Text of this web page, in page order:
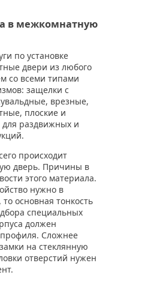
в межкомнатную
по установке
двери из любого
со всеми типами
защелки с
врезные,
плоские и
для раздвижных и
происходит
дверь. Причины в
этого материала.
нужно в
основная тонкость
специальных
должен
Сложнее
на стеклянную
отверстий нужен